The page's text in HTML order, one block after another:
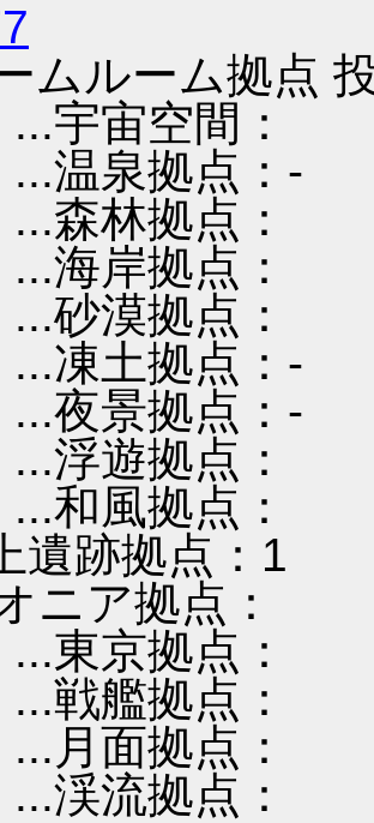
ムルーム拠点
宙空間：
泉拠点：-
林拠点：
岸拠点：
漠拠点：
土拠点：-
景拠点：-
遊拠点：
風拠点：
遺跡拠点：1
ニア拠点：
京拠点：
艦拠点：
面拠点：
流拠点：